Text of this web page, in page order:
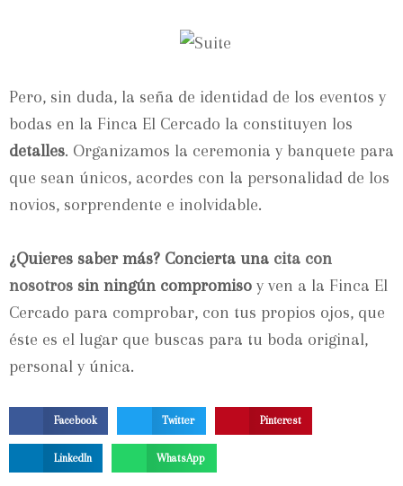
Pero, sin duda, la seña de identidad de los eventos y
bodas en la Finca El Cercado la constituyen los
detalles. Organizamos la ceremonia y banquete para
que sean únicos, acordes con la personalidad de los
novios, sorprendente e inolvidable.
¿Quieres saber más? Concierta una cita con
nosotros sin ningún compromiso y ven a la Finca El
Cercado para comprobar, con tus propios ojos, que
éste es el lugar que buscas para tu boda original,
personal y única.
Facebook Twitter Pinterest
LinkedIn WhatsApp